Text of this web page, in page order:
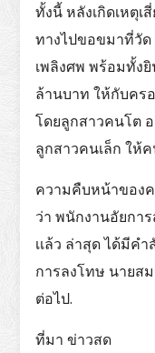
ทั้งนี้ หลังเกิดเหตุเ
ทางไปขอขมาที่วั
เพลิงศพ พร้อมทั้งยิ
ล้านบาท ให้กับคร
โดยลูกสาวคนโต
ลูกสาวคนเล็ก ให้
ความคืบหน้าของ
ว่า พนักงานอัยกา
เเล้ว ล่าสุด ได้มีค
การลงโทษ นายส
ต่อไป.
ที่มา ข่าวสด